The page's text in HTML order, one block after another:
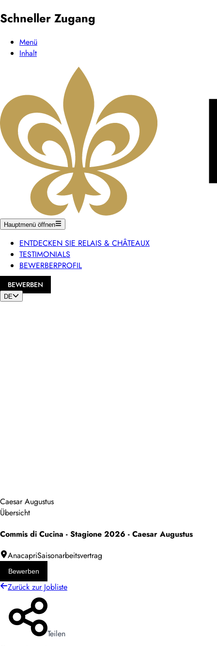
Schneller Zugang
Menü
Inhalt
Hauptmenü öffnen
ENTDECKEN SIE RELAIS & CHÂTEAUX
TESTIMONIALS
BEWERBERPROFIL
BEWERBEN
DE
Caesar Augustus
Übersicht
Commis di Cucina - Stagione 2026 - Caesar Augustus
AnacapriSaisonarbeitsvertrag
Bewerben
Zurück zur Jobliste
Teilen